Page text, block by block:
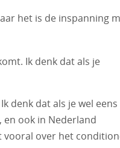
het is de inspanning
Ik denk dat als je
denk dat als je wel eens
en ook in Nederland
vooral over het